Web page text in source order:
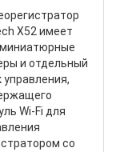
X52 имеет
и отдельный
управления,
Wi-Fi для
со